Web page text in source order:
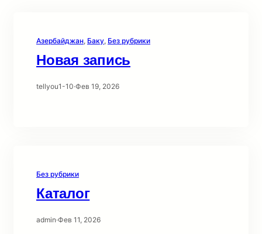
Азербайджан, Баку, Без рубрики
Новая запись
tellyou1-10·Фев 19, 2026
Без рубрики
Каталог
admin·Фев 11, 2026